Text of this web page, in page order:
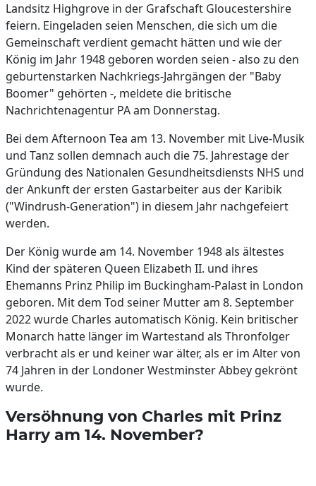
Landsitz Highgrove in der Grafschaft Gloucestershire
feiern. Eingeladen seien Menschen, die sich um die
Gemeinschaft verdient gemacht hätten und wie der
König im Jahr 1948 geboren worden seien - also zu den
geburtenstarken Nachkriegs-Jahrgängen der "Baby
Boomer" gehörten -, meldete die britische
Nachrichtenagentur PA am Donnerstag.
Bei dem Afternoon Tea am 13. November mit Live-Musik
und Tanz sollen demnach auch die 75. Jahrestage der
Gründung des Nationalen Gesundheitsdiensts NHS und
der Ankunft der ersten Gastarbeiter aus der Karibik
("Windrush-Generation") in diesem Jahr nachgefeiert
werden.
Der König wurde am 14. November 1948 als ältestes
Kind der späteren Queen Elizabeth II. und ihres
Ehemanns Prinz Philip im Buckingham-Palast in London
geboren. Mit dem Tod seiner Mutter am 8. September
2022 wurde Charles automatisch König. Kein britischer
Monarch hatte länger im Wartestand als Thronfolger
verbracht als er und keiner war älter, als er im Alter von
74 Jahren in der Londoner Westminster Abbey gekrönt
wurde.
Versöhnung von Charles mit Prinz
Harry am 14. November?